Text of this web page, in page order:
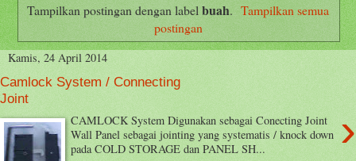
Tampilkan postingan dengan label buah. Tampilkan semua
postingan
Kamis, 24 April 2014
Camlock System / Connecting
Joint
›
CAMLOCK System Digunakan sebagai Conecting Joint
Wall Panel sebagai jointing yang systematis / knock down
pada COLD STORAGE dan PANEL SH...